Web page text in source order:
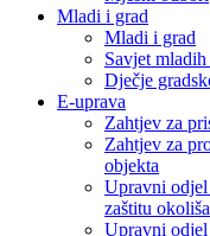
Mladi i grad
Mladi i grad
Savjet
Dječje
E-uprava
Zahtjev za
Zahtjev za
objekta
Upravni odjel
zaštitu
Upravni